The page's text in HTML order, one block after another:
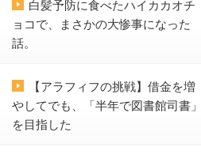
白髪予防に食べたハイカカオチ
ョコで、まさかの大惨事になった
話。
【アラフィフの挑戦】借金を増
やしてでも、「半年で図書館司書」
を目指した